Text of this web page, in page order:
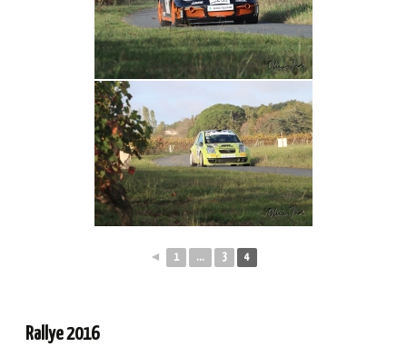
◄ 1 ... 3 4
Rallye 2016